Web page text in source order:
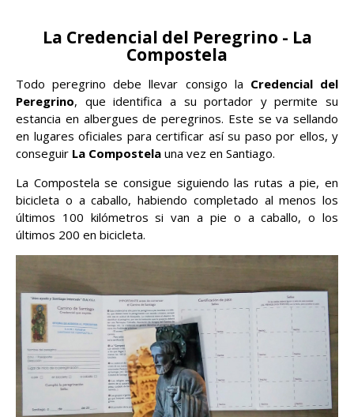
La Credencial del Peregrino - La
Compostela
Todo peregrino debe llevar consigo la Credencial del
Peregrino, que identifica a su portador y permite su
estancia en albergues de peregrinos. Este se va sellando
en lugares oficiales para certificar así su paso por ellos, y
conseguir La Compostela una vez en Santiago.
La Compostela se consigue siguiendo las rutas a pie, en
bicicleta o a caballo, habiendo completado al menos los
últimos 100 kilómetros si van a pie o a caballo, o los
últimos 200 en bicicleta.